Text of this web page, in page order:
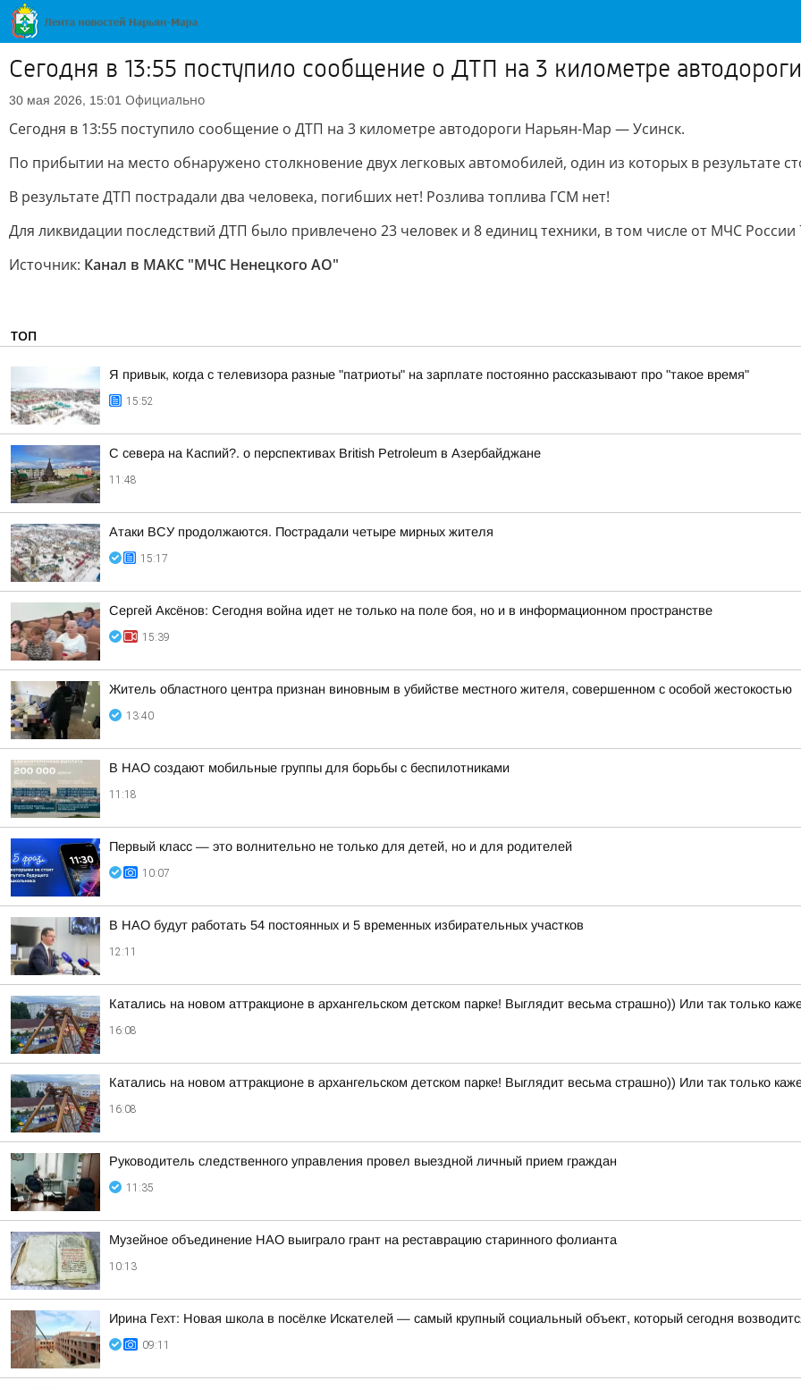
Сегодня в 13:55 поступило сообщение о ДТП на 3 километре
30 мая 2026, 15:01 Официально
Сегодня в 13:55 поступило сообщение о ДТП на 3 километре автодороги Нарьян-Мар — Усинск.
По прибытии на место обнаружено столкновение двух легковых автомобилей, один из которых в результате
В результате ДТП пострадали два человека, погибших нет! Розлива топлива ГСМ нет!
Для ликвидации последствий ДТП было привлечено 23 человек и 8 единиц техники, в том числе от МЧС России
Источник: Канал в МАКС "МЧС Ненецкого АО"
ТОП
Я привык, когда с телевизора разные "патриоты" на зарплате постоянно рассказывают про "такое время"
15:52
С севера на Каспий?. о перспективах British Petroleum в Азербайджане
11:48
Атаки ВСУ продолжаются. Пострадали четыре мирных жителя
15:17
Сергей Аксёнов: Сегодня война идет не только на поле боя, но и в информационном пространстве
15:39
Житель областного центра признан виновным в убийстве местного жителя, совершенном с особой жестокостью
13:40
В НАО создают мобильные группы для борьбы с беспилотниками
11:18
Первый класс — это волнительно не только для детей, но и для родителей
10:07
В НАО будут работать 54 постоянных и 5 временных избирательных участков
12:11
Катались на новом аттракционе в архангельском детском парке! Выглядит весьма страшно)) Или так только
16:08
Катались на новом аттракционе в архангельском детском парке! Выглядит весьма страшно)) Или так только
16:08
Руководитель следственного управления провел выездной личный прием граждан
11:35
Музейное объединение НАО выиграло грант на реставрацию старинного фолианта
10:13
Ирина Гехт: Новая школа в посёлке Искателей — самый крупный социальный объект, который сегодня
09:11